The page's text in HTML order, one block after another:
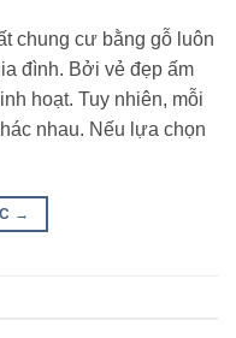
chung cư bằng gỗ luôn
đình. Bởi vẻ đẹp ấm
hoạt. Tuy nhiên, mỗi
nhau. Nếu lựa chọn
→